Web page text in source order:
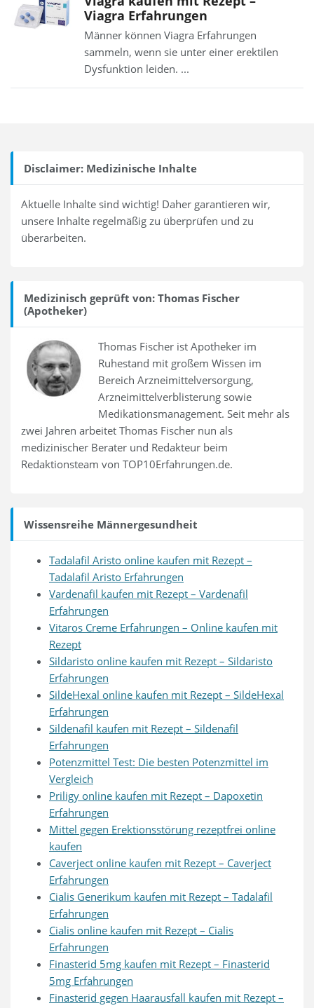
Viagra Erfahrungen
Männer können Viagra Erfahrungen
sammeln, wenn sie unter einer erektilen
Dysfunktion leiden. ...
Disclaimer: Medizinische Inhalte
Aktuelle Inhalte sind wichtig! Daher garantieren wir,
unsere Inhalte regelmäßig zu überprüfen und zu
überarbeiten.
Medizinisch geprüft von: Thomas Fischer
(Apotheker)
Thomas Fischer ist Apotheker im
Ruhestand mit großem Wissen im
Bereich Arzneimittelversorgung,
Arzneimittelverblisterung sowie
Medikationsmanagement. Seit mehr als
zwei Jahren arbeitet Thomas Fischer nun als
medizinischer Berater und Redakteur beim
Redaktionsteam von TOP10Erfahrungen.de.
Wissensreihe Männergesundheit
Tadalafil Aristo online kaufen mit Rezept –
Tadalafil Aristo Erfahrungen
Vardenafil kaufen mit Rezept – Vardenafil
Erfahrungen
Vitaros Creme Erfahrungen – Online kaufen mit
Rezept
Sildaristo online kaufen mit Rezept – Sildaristo
Erfahrungen
SildeHexal online kaufen mit Rezept – SildeHexal
Erfahrungen
Sildenafil kaufen mit Rezept – Sildenafil
Erfahrungen
Potenzmittel Test: Die besten Potenzmittel im
Vergleich
Priligy online kaufen mit Rezept – Dapoxetin
Erfahrungen
Mittel gegen Erektionsstörung rezeptfrei online
kaufen
Caverject online kaufen mit Rezept – Caverject
Erfahrungen
Cialis Generikum kaufen mit Rezept – Tadalafil
Erfahrungen
Cialis online kaufen mit Rezept – Cialis
Erfahrungen
Finasterid 5mg kaufen mit Rezept – Finasterid
5mg Erfahrungen
Finasterid gegen Haarausfall kaufen mit Rezept –